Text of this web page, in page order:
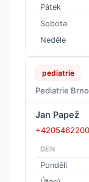
Pátek
Sobota
Neděle
pediatrie
Pediatrie
Jan Papež
DEN
Pondělí